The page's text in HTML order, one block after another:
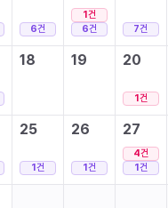
6건
1건
6건 7건
18 19 20
1건
25
1건
26
1건
27
4건
1건